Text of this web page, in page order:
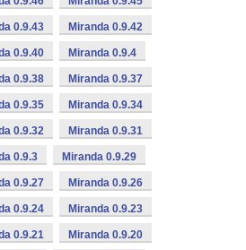
0.9.43 Miranda 0.9.42
0.9.40 Miranda 0.9.4
0.9.38 Miranda 0.9.37
0.9.35 Miranda 0.9.34
0.9.32 Miranda 0.9.31
0.9.3 Miranda 0.9.29
0.9.27 Miranda 0.9.26
0.9.24 Miranda 0.9.23
0.9.21 Miranda 0.9.20